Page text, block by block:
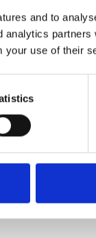
and to
analytics
your use of their
ridice
nu o
sau
cu
la ea